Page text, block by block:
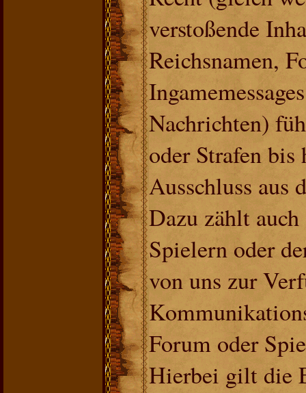
verstoßende
Reichsnamen,
Nachrichten)
oder Strafen
Ausschluss aus
Dazu zählt
Spielern oder
von uns zur
Forum oder
Hierbei gilt die